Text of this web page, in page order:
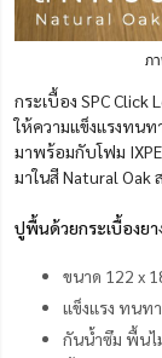
ภ
กระเบื้อง SPC Click
ให้ความแข็งแรงทน
มาพร้อมกับโฟม
มาในสี Natural
ปูพื้นด้วยกระเบื้องย
ขนาด 122 x
แข็งแรง ทนท
กันน้ำซึม พื้น